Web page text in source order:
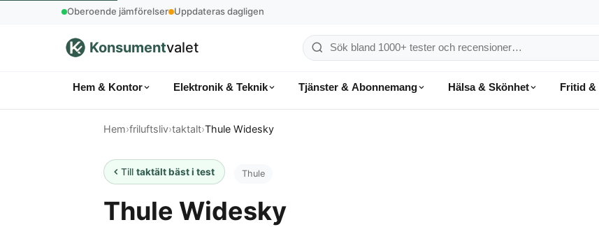
Oberoende jämförelser Uppdateras dagligen
Konsumentvalet
Sök
konsumentvalet
Hem & Kontor Elektronik & Teknik Tjänster & Abonnemang Hälsa & Skönhet Fritid &
Hem›friluftsliv›taktalt›Thule Widesky
Tilltaktält bäst i test Thule
Thule Widesky